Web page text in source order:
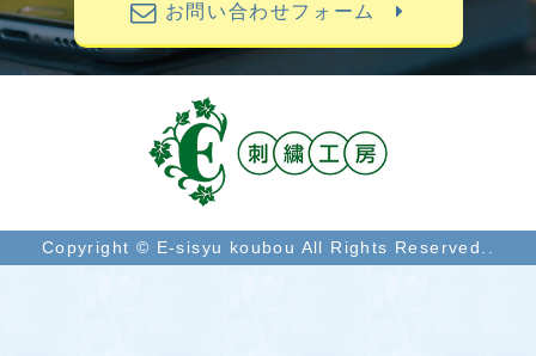
お問い合わせフォーム
Copyright © E-sisyu koubou All Rights Reserved..